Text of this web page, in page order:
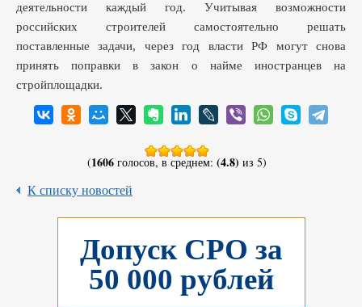
деятельности каждый год. Учитывая возможности
российских строителей самостоятельно решать
поставленные задачи, через год власти РФ могут снова
принять поправки в закон о найме иностранцев на
стройплощадки.
(1606 голосов, в среднем: (4.8) из 5)
К списку новостей
Допуск СРО за
50 000 рублей